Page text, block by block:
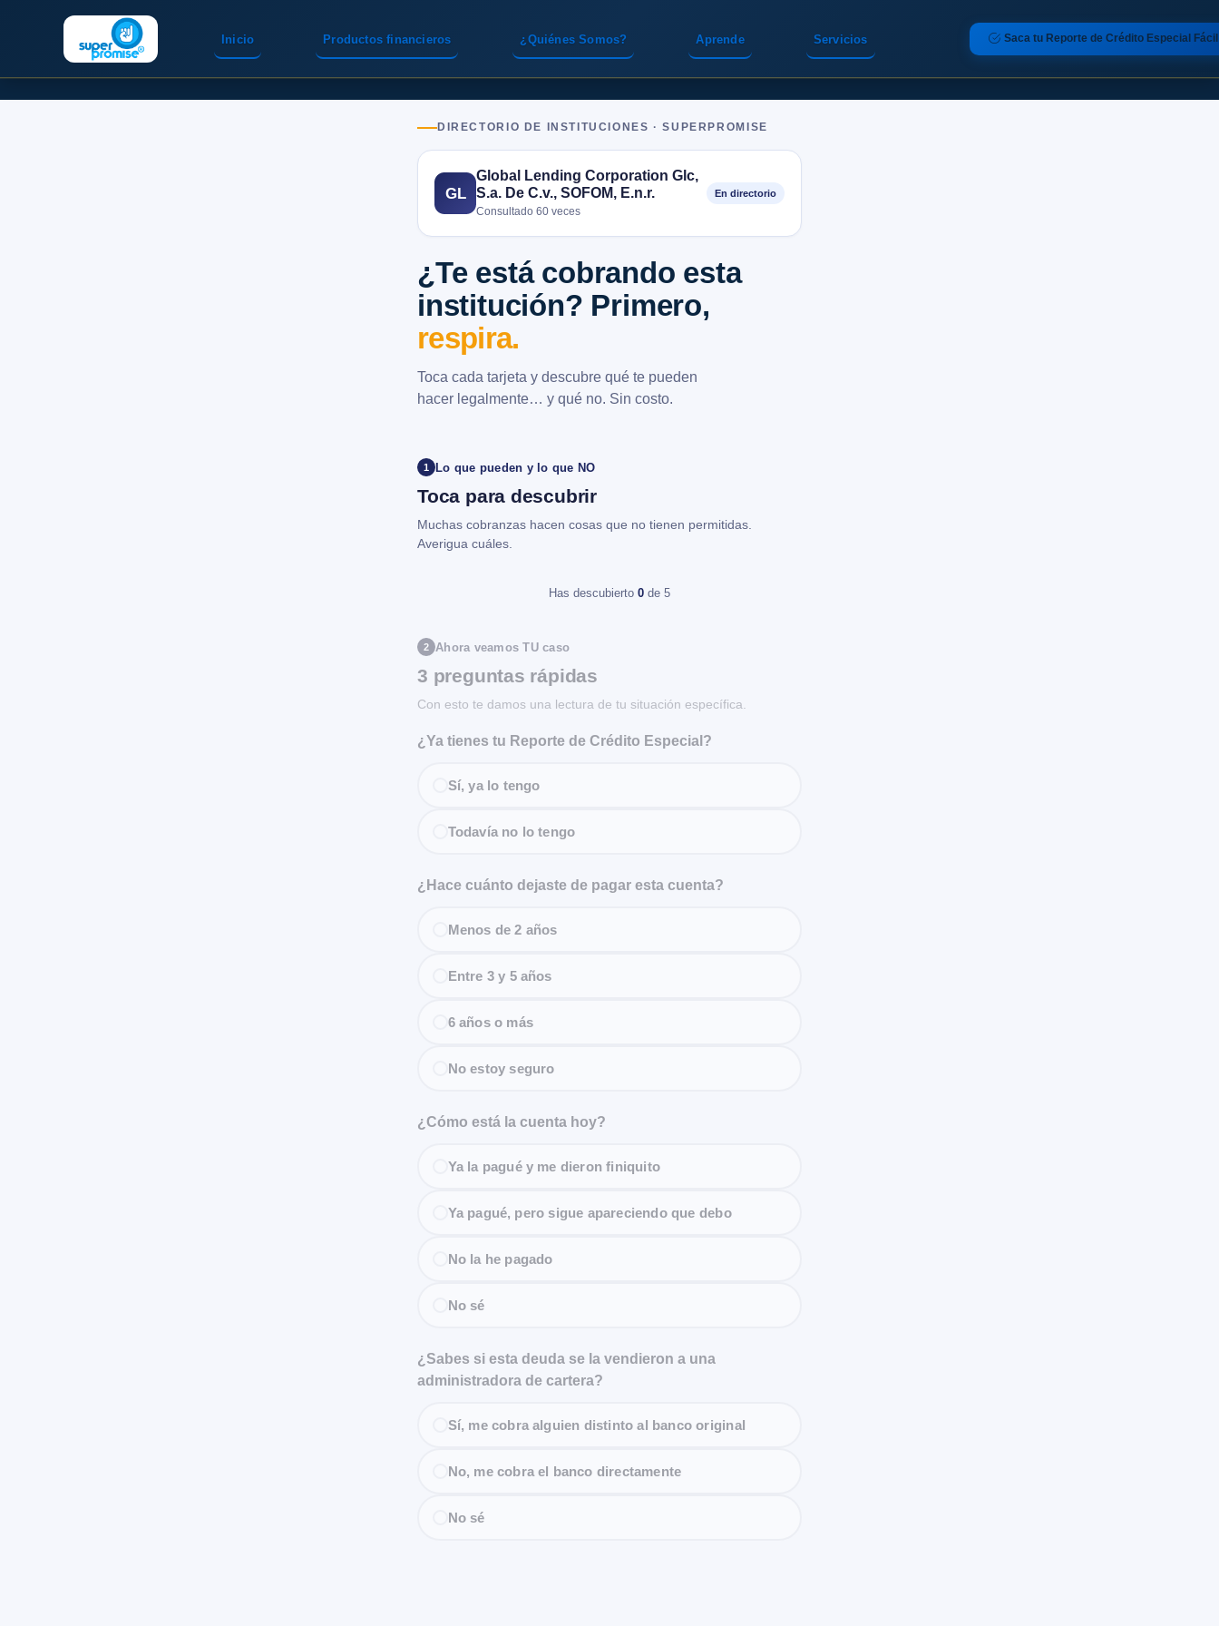
Inicio Servicios
Productos financieros ¿Quiénes Somos? Aprende Saca tu Reporte de Crédito Especial Fácil
DIRECTORIO DE INSTITUCIONES · SUPERPROMISE
GL
Global Lending Corporation Glc,
S.a. De C.v., SOFOM, E.n.r.
Consultado 60 veces
En directorio
¿Te está cobrando esta
institución? Primero,
respira.
Toca cada tarjeta y descubre qué te pueden
hacer legalmente… y qué no. Sin costo.
1 Lo que pueden y lo que NO
Toca para descubrir
Muchas cobranzas hacen cosas que no tienen permitidas.
Averigua cuáles.
Has descubierto 0 de 5
2 Ahora veamos TU caso
3 preguntas rápidas
Con esto te damos una lectura de tu situación específica.
¿Ya tienes tu Reporte de Crédito Especial?
Sí, ya lo tengo
Todavía no lo tengo
¿Hace cuánto dejaste de pagar esta cuenta?
Menos de 2 años
Entre 3 y 5 años
6 años o más
No estoy seguro
¿Cómo está la cuenta hoy?
Ya la pagué y me dieron finiquito
Ya pagué, pero sigue apareciendo que debo
No la he pagado
No sé
¿Sabes si esta deuda se la vendieron a una
administradora de cartera?
Sí, me cobra alguien distinto al banco original
No, me cobra el banco directamente
No sé